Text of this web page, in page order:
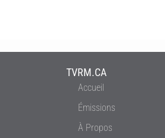
TVRM.CA
Accueil
Émissions
À Propos